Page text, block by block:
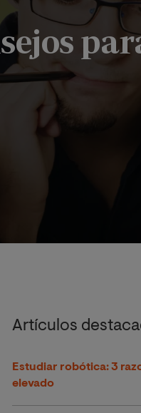
Artículos
Estudiar robótica: 3
elevado